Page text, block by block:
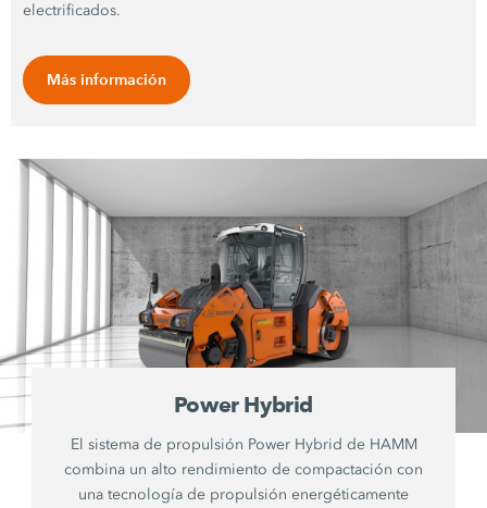
electrificados.
Más información
Power Hybrid
El sistema de propulsión Power Hybrid de HAMM
combina un alto rendimiento de compactación con
una tecnología de propulsión energéticamente